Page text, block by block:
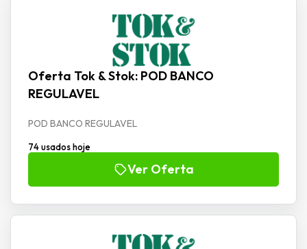
Oferta Tok & Stok: POD BANCO
REGULAVEL
POD BANCO REGULAVEL
74 usados hoje
Ver Oferta